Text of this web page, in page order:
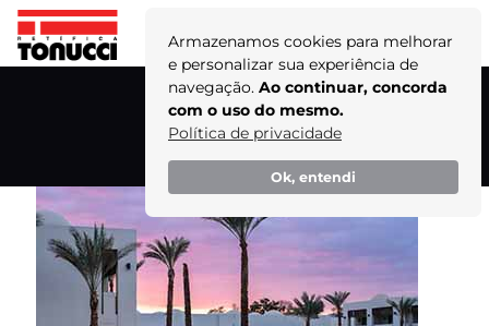
Armazenamos cookies para melhorar
e personalizar sua experiência de
navegação. Ao continuar, concorda
com o uso do mesmo.
Política de privacidade
Ok, entendi
4
Home